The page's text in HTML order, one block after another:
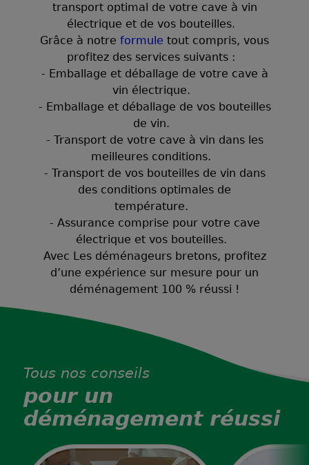
transport optimal de votre cave à vin
électrique et de vos bouteilles.
Grâce à notre formule tout compris, vous
profitez des services suivants :
- Emballage et déballage de votre cave à
vin électrique.
- Emballage et déballage de vos bouteilles
de vin.
- Transport de votre cave à vin dans les
meilleures conditions.
- Transport de vos bouteilles de vin dans
des conditions optimales de
température.
- Assurance comprise pour votre cave
électrique et vos bouteilles.
Avec Les déménageurs bretons, profitez
d’une expérience sur mesure pour un
déménagement 100 % réussi !
Tous nos conseils
pour un
déménagement réussi